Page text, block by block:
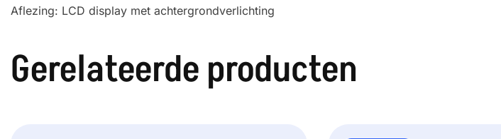
Aflezing: LCD display met achtergrondverlichting
Gerelateerde producten